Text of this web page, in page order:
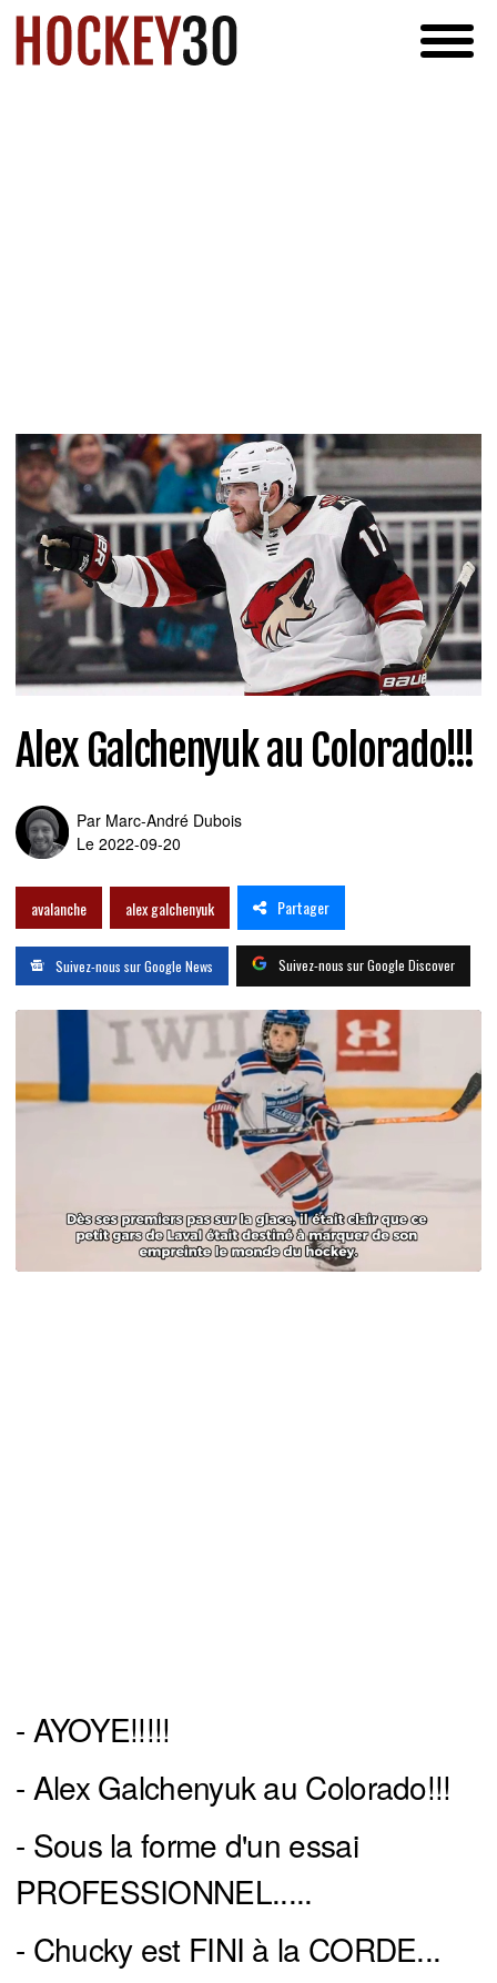
Alex Galchenyuk au Colorado!!!
Par Marc-André Dubois
Le 2022-09-20
avalanche alex galchenyuk Partager
Suivez-nous sur Google News Suivez-nous sur Google Discover
- AYOYE!!!!!
- Alex Galchenyuk au Colorado!!!
- Sous la forme d'un essai
PROFESSIONNEL.....
- Chucky est FINI à la CORDE...